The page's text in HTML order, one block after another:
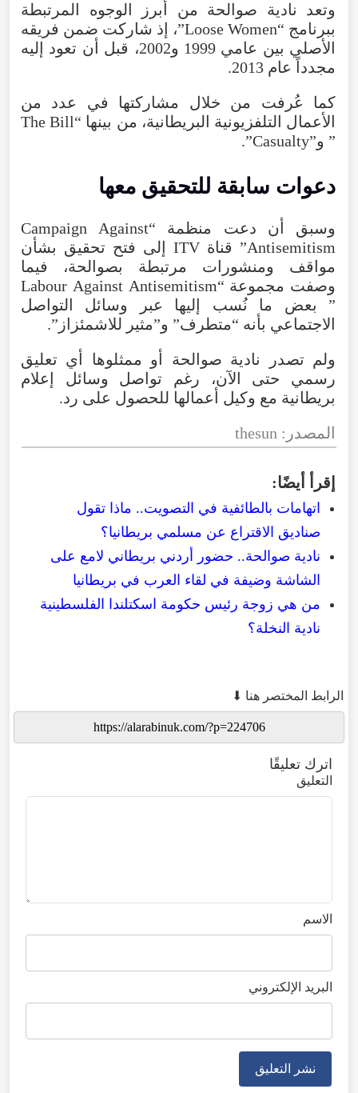
وتعد نادية صوالحة من أبرز الوجوه
المرتبطة
ببرنامج “
Loose Women ”، إذ شاركت ضمن فريقه
الأصلي بين عامي 1999 و2002 ، قبل أن تعود
إليه
مجدداً
عام 2013
.
كما
عُرفت من خلال مشاركتها في عدد
من
الأعمال التلفزيونية البريطانية، من بينها “
The Bill
” و”Casualty ”.
دعوات سابقة للتحقيق معها
وسبق أن دعت منظمة “
Campaign
Against
Antisemitism
” قناة ITV إلى فتح تحقيق بشأن
مواقف
ومنشورات مرتبطة بصوالحة، فيما
وصفت مجموعة “
Labour Against Antisemitism
” بعض ما نُسب إليها عبر وسائل
التواصل
الاجتماعي بأنه “متطرف” و”مثير للاشمئزاز ”.
ولم تصدر نادية صوالحة أو ممثلوها أي تعليق
رسمي
حتى الآن، رغم تواصل وسائل
إعلام
بريطانية مع وكيل أعمالها للحصول على رد.
المصدر :
thesun
إقرأ أيضًا:
اتهامات بالطائفية في التصويت.. ماذا تقول
صناديق الاقتراع عن مسلمي بريطانيا؟
نادية صوالحة.. حضور أردني بريطاني لامع على
الشاشة وضيفة في لقاء العرب في بريطانيا
من هي زوجة رئيس حكومة اسكتلندا الفلسطينية
نادية النخلة؟
الرابط المختصر هنا ⬇
اترك تعليقًا
التعليق
الاسم
البريد الإلكتروني